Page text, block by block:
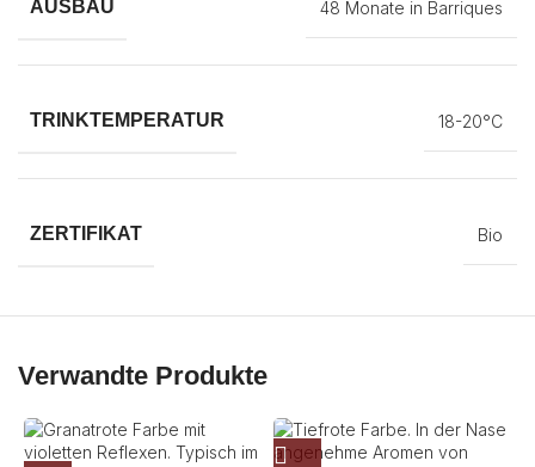
AUSBAU 48 Monate in Barriques
TRINKTEMPERATUR 18-20°C
ZERTIFIKAT Bio
Verwandte Produkte